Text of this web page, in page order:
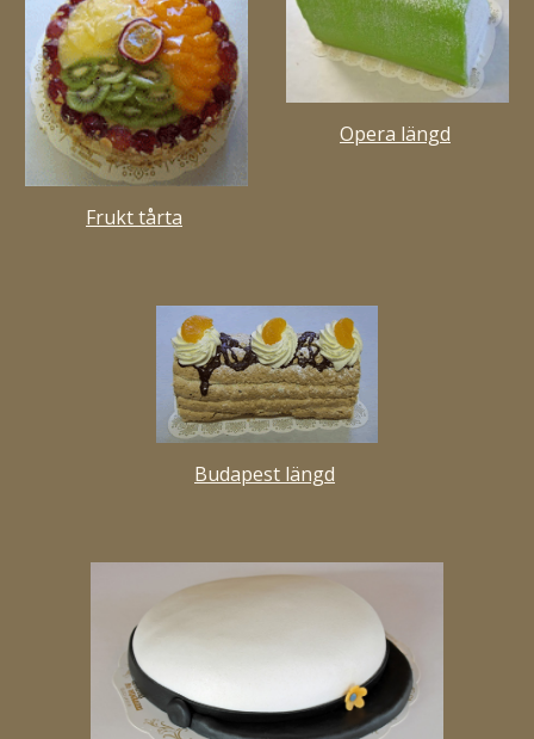
Frukt tårta
Opera längd
Budapest längd